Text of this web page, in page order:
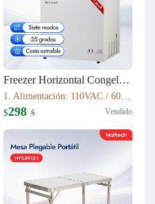
Freezer Horizontal Congelador Nevera 7.6cu.ft (215L) BD-215C
1. Alimentación: 110VAC / 60Hz 2. Refrigerante: R600a 3. Color: Blanco Nieve 4. Condensador: Externo 5. Dimensiones: 895x590x850mm 6. Incluye Cesta Esmaltada
$298 $ Vendido